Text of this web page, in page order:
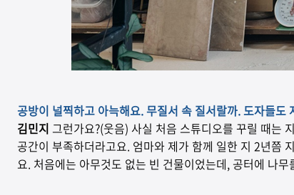
공방이 널찍하고 아늑해요. 무질서 속 질서랄까. 도자들
김민지 그런가요?(웃음) 사실 처음 스튜디오를 꾸릴 때는
공간이 부족하더라고요. 엄마와 제가 함께 일한 지 2년쯤
요. 처음에는 아무것도 없는 빈 건물이었는데, 공터에 나